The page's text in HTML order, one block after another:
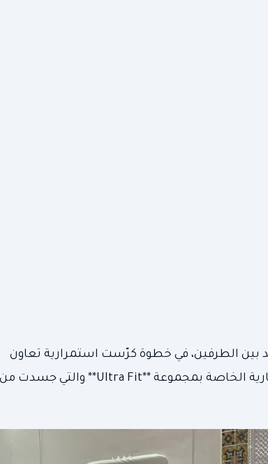
بين الطرفين، في خطوة كرّست استمرارية تعاون
وصف بالناجح والمثمر، خاصة بعد الصدى الواسع الذي حققته الحملة الإشهارية الخاصة بمجموعة **Ultra Fit** والتي جسدت من